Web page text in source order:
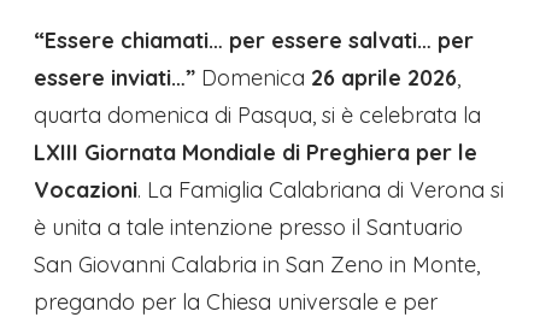
“Essere chiamati… per essere salvati… per
essere inviati…” Domenica 26 aprile 2026,
quarta domenica di Pasqua, si è celebrata la
LXIII Giornata Mondiale di Preghiera per le
Vocazioni. La Famiglia Calabriana di Verona si
è unita a tale intenzione presso il Santuario
San Giovanni Calabria in San Zeno in Monte,
pregando per la Chiesa universale e per